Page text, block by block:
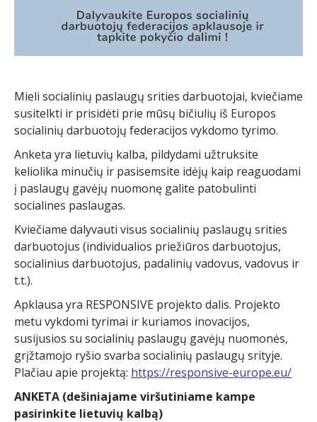
Mieli socialinių paslaugų srities darbuotojai, kviečiame
susitelkti ir prisidėti prie mūsų bičiulių iš Europos
socialinių darbuotojų federacijos vykdomo tyrimo.
Anketa yra lietuvių kalba, pildydami užtruksite
keliolika minučių ir pasisemsite idėjų kaip reaguodami
į paslaugų gavėjų nuomonę galite patobulinti
socialines paslaugas.
Kviečiame dalyvauti visus socialinių paslaugų srities
darbuotojus (individualios priežiūros darbuotojus,
socialinius darbuotojus, padalinių vadovus, vadovus ir
t.t.).
Apklausa yra RESPONSIVE projekto dalis. Projekto
metu vykdomi tyrimai ir kuriamos inovacijos,
susijusios su socialinių paslaugų gavėjų nuomonės,
grįžtamojo ryšio svarba socialinių paslaugų srityje.
Plačiau apie projektą: https://responsive-europe.eu/
ANKETA (dešiniajame viršutiniame kampe
pasirinkite lietuvių kalbą)